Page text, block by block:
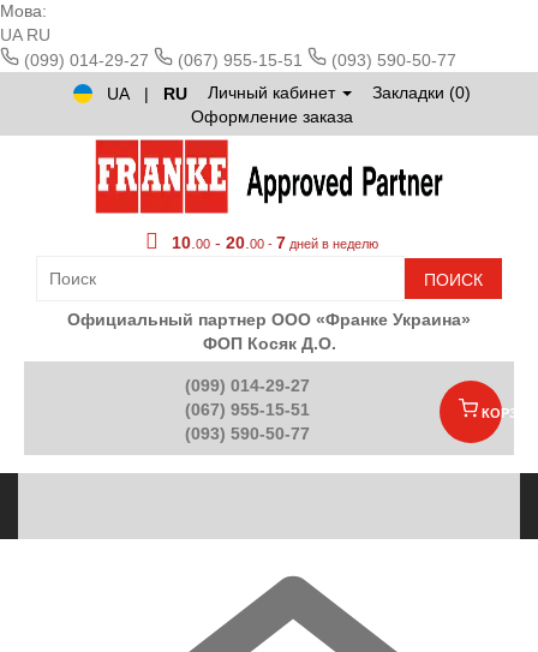
Мова:
UA RU
(099) 014-29-27
(067) 955-15-51
(093) 590-50-77
UA
| RU Личный кабинет
Закладки (0)
Оформление заказа
10 00 - 20 00 - 7 дней в неделю
ПОИСК
Официальный партнер ООО «Франке Украина»
ФОП Косяк Д.О.
(099) 014-29-27
(067) 955-15-51
(093) 590-50-77